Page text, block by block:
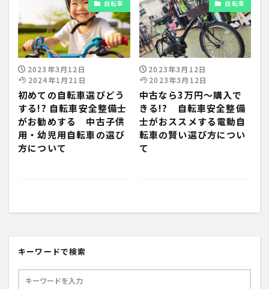
自転車
2023年3月12日
2024年1月21日
初めての自転車選びどう
する!? 自転車安全整備士
がお勧めする 中古子供
用・幼児用自転車の選び
方について
自転車
2023年3月12日
2023年3月12日
中古なら3万円～購入で
きる!? 自転車安全整備
士がおススメする電動自
転車の賢い選び方につい
て
キーワードで検索